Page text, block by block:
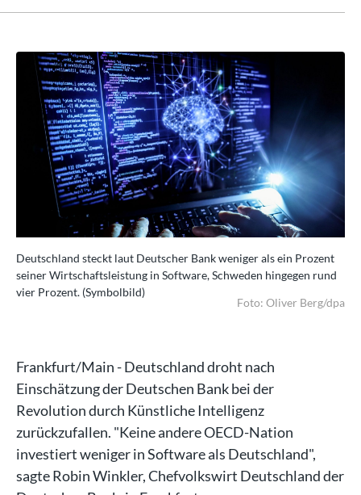
Deutschland steckt laut Deutscher Bank weniger als ein Prozent
seiner Wirtschaftsleistung in Software, Schweden hingegen rund
vier Prozent. (Symbolbild)
Foto: Oliver Berg/dpa
Frankfurt/Main - Deutschland droht nach
Einschätzung der Deutschen Bank bei der
Revolution durch Künstliche Intelligenz
zurückzufallen. "Keine andere OECD-Nation
investiert weniger in Software als Deutschland",
sagte Robin Winkler, Chefvolkswirt Deutschland der